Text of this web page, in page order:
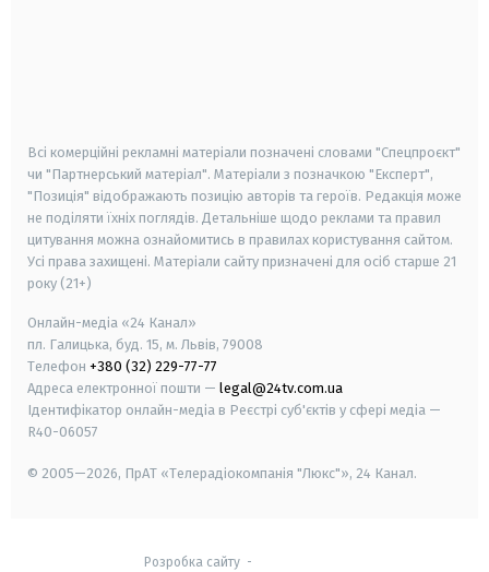
Всі комерційні рекламні матеріали позначені словами "Спецпроєкт"
чи "Партнерський матеріал". Матеріали з позначкою "Експерт",
"Позиція" відображають позицію авторів та героїв. Редакція може
не поділяти їхніх поглядів. Детальніше щодо реклами та правил
цитування можна ознайомитись в правилах користування сайтом.
Усі права захищені. Матеріали сайту призначені для осіб старше 21
року (21+)
Онлайн-медіа «24 Канал»
пл. Галицька, буд. 15, м. Львів, 79008
Телефон +380 (32) 229-77-77
Адреса електронної пошти — legal@24tv.com.ua
Ідентифікатор онлайн-медіа в Реєстрі суб'єктів у сфері медіа —
R40-06057
© 2005—2026, ПрАТ «Телерадіокомпанія "Люкс"», 24 Канал.
Розробка сайту-